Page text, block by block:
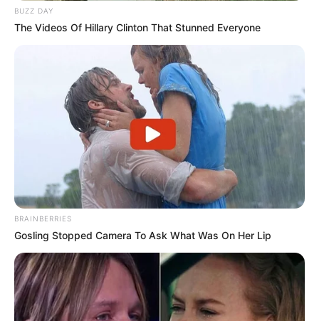
BUZZ DAY
The Videos Of Hillary Clinton That Stunned Everyone
BRAINBERRIES
Gosling Stopped Camera To Ask What Was On Her Lip